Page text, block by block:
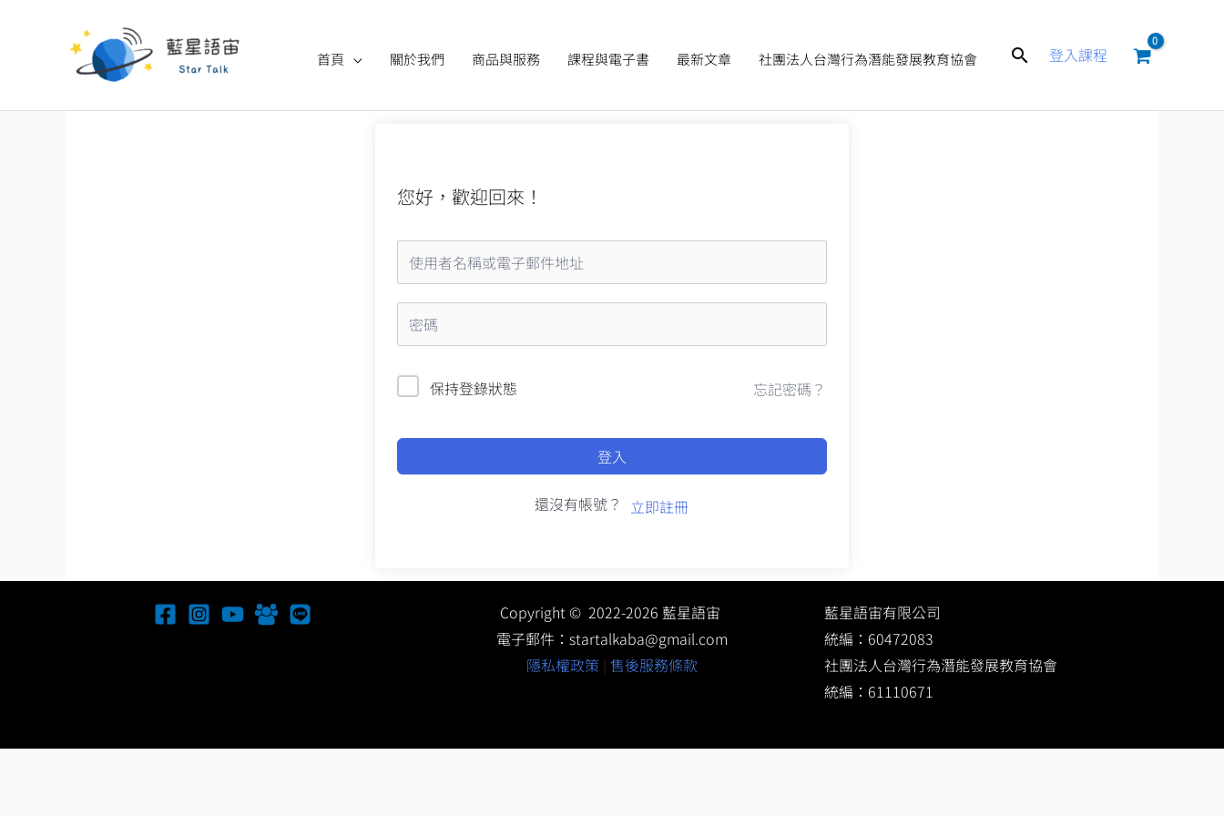
內
首頁 關於我們 商品與服務 課程與電子書 最新文章 社團法人台灣行為潛能發展教育協會
搜
登入課程
您好，歡迎回來！
保持登錄狀態 忘記密碼？
登入
還沒有帳號？ 立即註冊
Copyright © 2022-2026 藍星語宙
電子郵件： startalkaba@gmail.com
隱私權政策| 售後服務條款
藍星語宙有限公司
統編：60472083
社團法人台灣行為潛能發展教育協會
統編：61110671